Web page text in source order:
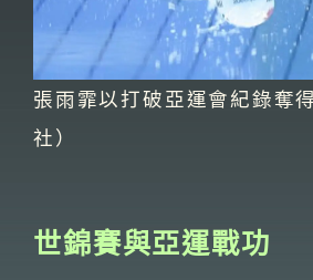
張雨霏以打破亞運會紀錄奪
社）
世錦賽與亞運戰功